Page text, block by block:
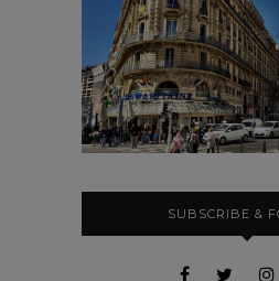
SUBSCRIBE &